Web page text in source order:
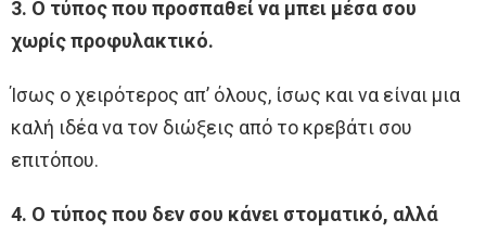
3. Ο τύπος που προσπαθεί να μπει μέσα σου
χωρίς προφυλακτικό.
Ίσως ο χειρότερος απ’ όλους, ίσως και να είναι μια
καλή ιδέα να τον διώξεις από το κρεβάτι σου
επιτόπου.
4. Ο τύπος που δεν σου κάνει στοματικό, αλλά